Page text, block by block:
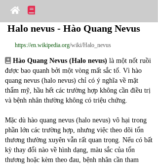
Halo nevus - Hào Quang Nevus
https://en.wikipedia.org/wiki/Halo_nevus
Hào Quang Nevus (Halo nevus) là một nốt ruồi
được bao quanh bởi một vòng mất sắc tố. Vì hào
quang nevus (halo nevus) chỉ có ý nghĩa về mặt
thẩm mỹ, hầu hết các trường hợp không cần điều trị
và bệnh nhân thường không có triệu chứng.
Mặc dù hào quang nevus (halo nevus) vô hại trong
phần lớn các trường hợp, nhưng việc theo dõi tổn
thương thường xuyên vẫn rất quan trọng. Nếu có bất
kỳ thay đổi nào về hình dạng, màu sắc của tổn
thương hoặc kèm theo đau, bệnh nhân cần tham